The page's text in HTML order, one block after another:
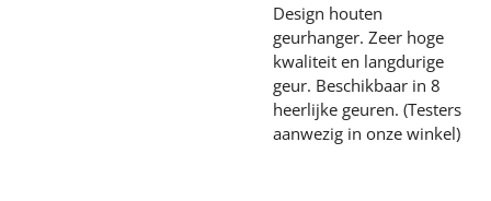
Design houten
geurhanger. Zeer hoge
kwaliteit en langdurige
geur. Beschikbaar in 8
heerlijke geuren. (Testers
aanwezig in onze winkel)